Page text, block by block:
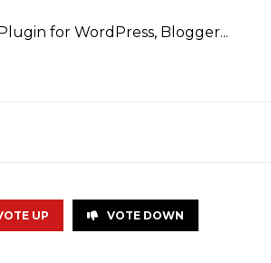
UP VOTE DOWN